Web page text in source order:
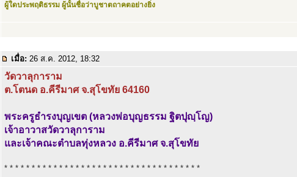
ผู้ใดประพฤติธรรม ผู้นั้นชื่อว่าบูชาตถาคตอย่างยิ่ง
เมื่อ: 26 ส.ค. 2012, 18:32
วัดวาลุการาม
ต.โตนด อ.คีรีมาศ จ.สุโขทัย 64160
พระครูธำรงบุญเขต (หลวงพ่อบุญธรรม ฐิตปุญฺโญ)
เจ้าอาวาสวัดวาลุการาม
และเจ้าคณะตำบลทุ่งหลวง อ.คีรีมาศ จ.สุโขทัย
* * * * * * * * * * * * * * * * * * * * * * * * * * * * * * * * * * * *